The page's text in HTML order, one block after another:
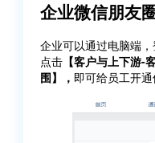
企业微信朋友
企业可以通过电脑端
点击 【客户与上下游-
围】， 即可给员工开通